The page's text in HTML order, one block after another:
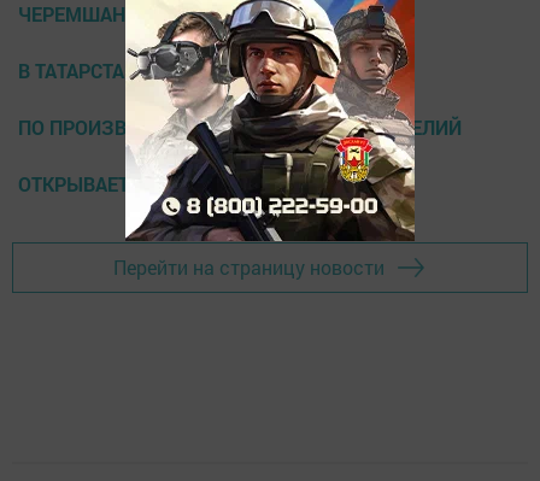
ЧЕРЕМШАН
В ТАТАРСТАНЕ
ПО ПРОИЗВОДСТВУ ГИГИЕНИЧЕСКИХ ИЗДЕЛИЙ
ОТКРЫВАЕТСЯ КРУПНЫЙ ЗАВОД
Перейти на страницу новости